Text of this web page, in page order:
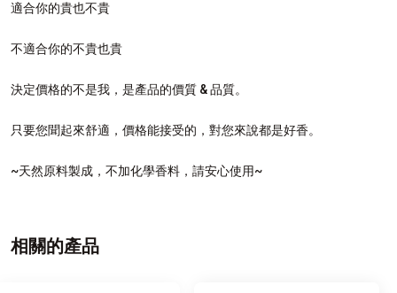
適合你的貴也不貴
不適合你的不貴也貴
決定價格的不是我，是產品的價質 & 品質。
只要您聞起來舒適，價格能接受的，對您來說都是好香。
~天然原料製成，不加化學香料，請安心使用~
相關的產品